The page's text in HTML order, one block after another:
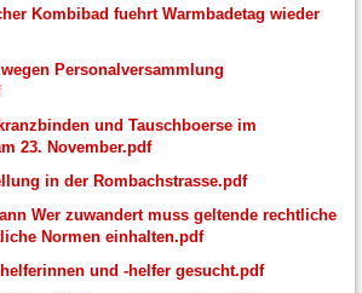
Kombibad fuehrt Warmbadetag wieder
Personalversammlung
und Tauschboerse im
23. November.pdf
in der Rombachstrasse.pdf
Wer zuwandert muss geltende rechtliche
Normen einhalten.pdf
und -helfer gesucht.pdf